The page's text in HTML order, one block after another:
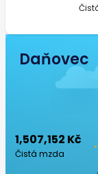
Daňovec
1,507,152 Kč
Čistá mzda